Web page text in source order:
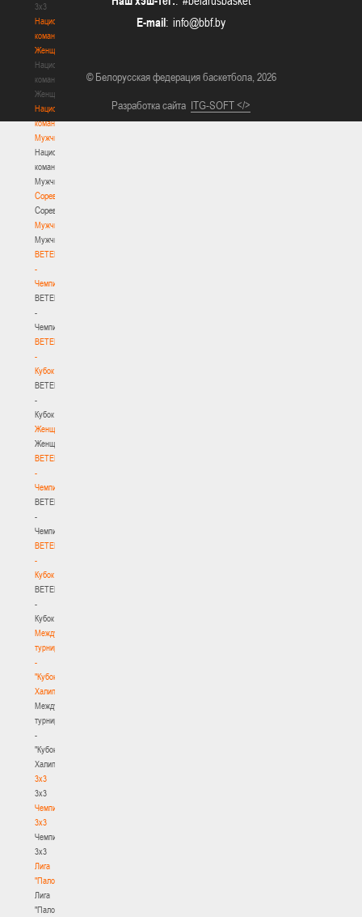
3х3
Национальная
команда.
Женщины
Национальная
команда.
Женщины
Национальная
команда.
Мужчины
Национальная
команда.
Мужчины
Соревнования
Соревнования
Мужчины
Мужчины
BETERA
-
Чемпионат
BETERA
-
Чемпионат
BETERA
-
Кубок
BETERA
-
Кубок
Женщины
Женщины
BETERA
-
Чемпионат
BETERA
-
Чемпионат
BETERA
-
Кубок
BETERA
-
Кубок
Международный
турнир
-
"Кубок
Халипского"
Международный
турнир
-
"Кубок
Халипского"
3x3
3x3
Чемпионат
3х3
Чемпионат
3х3
Лига
"Палова"
Лига
"Палова"
E-mail:
© Белорусская федерация баскетбола, 2026
Разработка сайта ITG-SOFT </>